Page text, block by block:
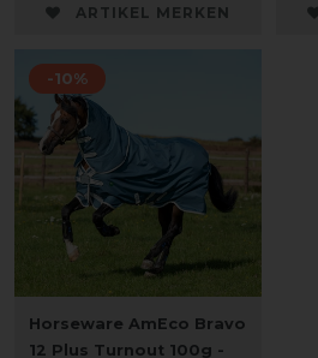
ARTIKEL MERKEN
-10%
Horseware AmEco Bravo
12 Plus Turnout 100g -